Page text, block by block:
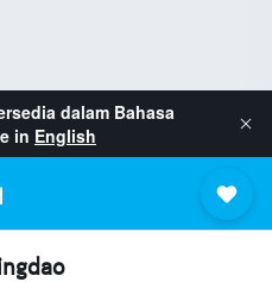
dalam Bahasa
in English